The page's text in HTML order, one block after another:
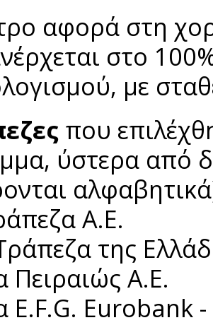
αφορά στη
στο
με
που
ύστερα από
Α.Ε.
της
Πειραιώς Α.Ε.
E.F.G. Eurobank